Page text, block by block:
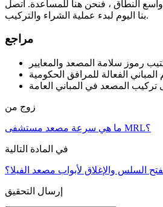
النطاق ، فنحن هنا للمساعدة. اتصل
بنا اليوم لبدء عملية الشراء والتركيب.
مراجع
رموز سلامة المصعد والمعايير
الفعالة للمرافق الحكومية
المصعد في المباني العامة
زوج من
ما هي سرعة مصعد مستشفى MRL؟
في المادة التالية
السلس والإغلاق لأبواب مصعد الفيلا؟
إرسال التحقيق